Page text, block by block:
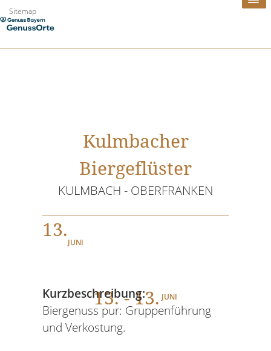
Zum
Inhalt
Sitemap
Kulmbacher
Biergeflüster
KULMBACH - OBERFRANKEN
13.
JUNI
13. - 13. JUNI
Kurzbeschreibung:
Biergenuss pur: Gruppenführung
und Verkostung.